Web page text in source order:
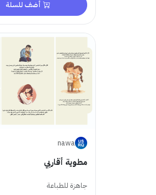
أضف للسلة
nawa
مطوية أقاربي
جاهزة للطباعة